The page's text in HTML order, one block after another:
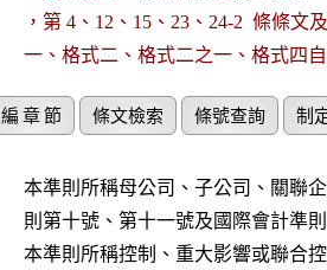
，第 4、12、15、23、24-2  條條
一、格式二、格式二之一、格式四
編 章 節 條文檢索 條號查詢 制
本準則所稱母公司、子公司、關聯
則第十號、第十一號及國際會計準
本準則所稱控制、重大影響或聯合